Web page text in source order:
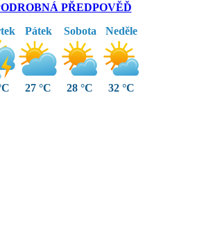
PŘEDPOVĚĎ
Pátek
27 °C
Sobota
28 °C
Neděle
32 °C